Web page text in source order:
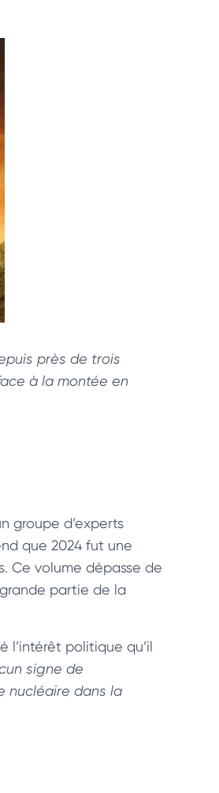
près de trois
à la montée en
groupe d’experts
que 2024 fut une
Ce volume dépasse de
partie de la
l’intérêt politique qu’il
signe de
nucléaire dans la